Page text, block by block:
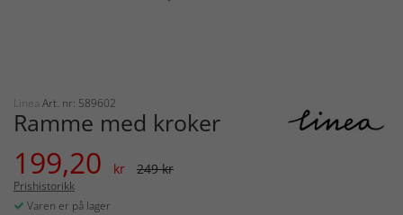
Linea Art. nr: 589602
Ramme med kroker
199,20 kr 249 kr
Prishistorikk
Varen er på lager